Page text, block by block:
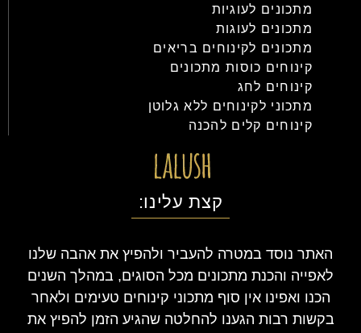
מתכונים לעוגיות
מתכונים לעוגות
מתכונים לקינוחים בריאים
קינוחים כוסות מתכונים
קינוחים לחג
מתכוני לקינוחים ללא גלוטן
קינוחים קלים להכנה
קצת עלינו:
האתר נוסד במטרה להעביר ולהפיץ את אהבה שלנו
לאפייה והכנת מתכונים מכל הסוגים, במהלך השנים
הכנו ואפינו אין סוף מתכוני קינוחים טעימים ולאחר
בקשות רבות הגענו להחלטה שהגיע הזמן להפיץ את